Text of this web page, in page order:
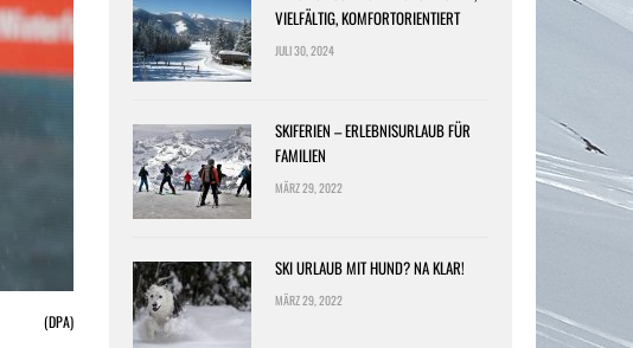
(DPA)
VIELFÄLTIG, KOMFORTORIENTIERT
JULI 30, 2024
SKIFERIEN – ERLEBNISURLAUB FÜR
FAMILIEN
MÄRZ 29, 2022
SKI URLAUB MIT HUND? NA KLAR!
MÄRZ 29, 2022